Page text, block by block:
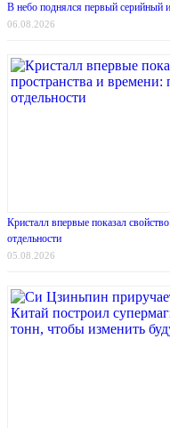
В небо поднялся первый
06.08.2026
Кристалл впервые показал
отдельности
05.08.2026